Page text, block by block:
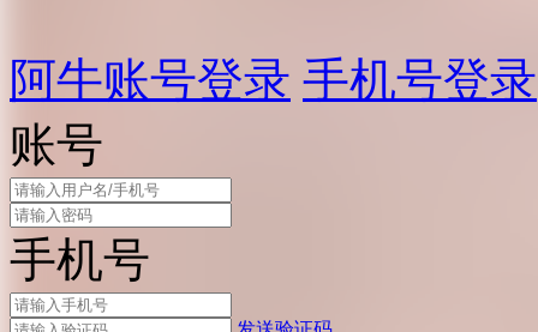
阿牛账号登录 手机号登录
账号
手机号